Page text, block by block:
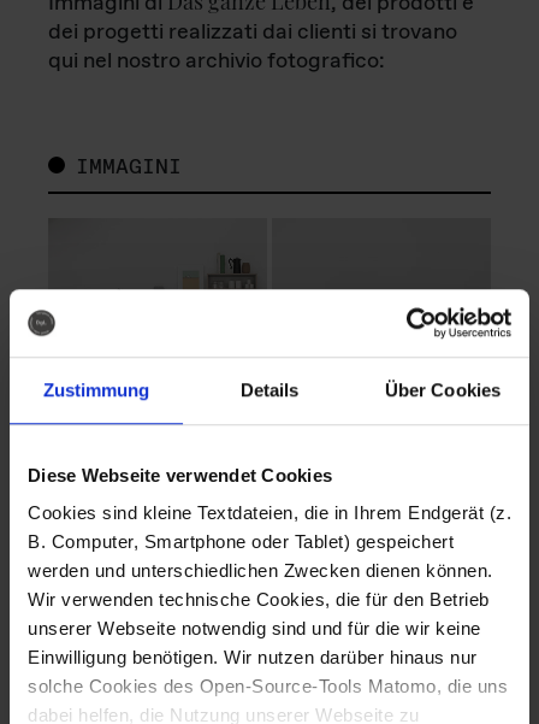
Zustimmung Details Über Cookies
Diese Webseite verwendet Cookies
Cookies sind kleine Textdateien, die in Ihrem Endgerät (z.
B. Computer, Smartphone oder Tablet) gespeichert
werden und unterschiedlichen Zwecken dienen können.
Wir verwenden technische Cookies, die für den Betrieb
unserer Webseite notwendig sind und für die wir keine
Einwilligung benötigen. Wir nutzen darüber hinaus nur
solche Cookies des Open-Source-Tools Matomo, die uns
dabei helfen, die Nutzung unserer Webseite zu
dei progetti realizzati dai clienti si trovano
qui nel nostro archivio fotografico:
IMMAGINI
Fotografo: Lorenz
Sternbach
Download
Fotografo: Lorenz
Sternbach
Download